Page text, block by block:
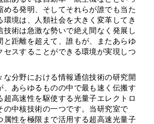
める発明、そしてそれらが誰でも当た
環境は、人類社会を大きく変革してき
技術は急激な勢いで絶え間なく発展し
と距離を超えて、誰もが、またあらゆ
セスすることができる環境が実現しつ
な分野における情報通信技術の研究開
、あらゆるものの中で最も速く伝搬す
超高速性を駆使する光量子エレクトロ
の中核技術の一つです。当研究室で
属性を極限まで活用する超高速光量子